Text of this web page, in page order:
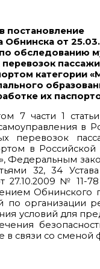
постановление
Обнинска от
обследованию
категории
их
7 части 1
перевозок
в
Федеральным
32, 34
27.10.2009 № 11-
Обнинского
по организации
условий для
в связи со